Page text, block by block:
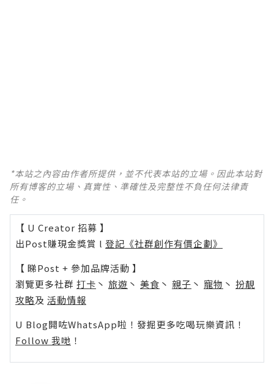
*本站之內容由作者所提供，並不代表本站的立場。因此本站對
所有博客的立場、真實性、準確性及完整性不負任何法律責
任。
【 U Creator 招募 】
出Post賺現金獎賞 l 登記《社群創作有價企劃》
【 睇Post + 參加品牌活動 】
瀏覽更多社群 打卡 丶 旅遊 丶 美食 丶 親子 丶 寵物 丶 扮靚
攻略及 活動情報
U Blog開咗WhatsApp啦！發掘更多吃喝玩樂資訊！
Follow 我哋 ！